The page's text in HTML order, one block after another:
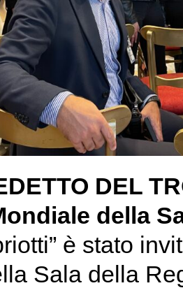
DEL
della
è stato
Sala della